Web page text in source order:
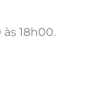
às 18h00.